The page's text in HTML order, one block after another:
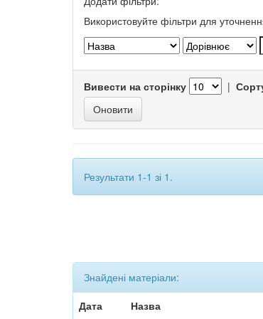
Використовуйте фільтри для
Вивести на сторінку |
Результати 1-1 зі 1.
Знайдені матеріали:
Дата
Назва